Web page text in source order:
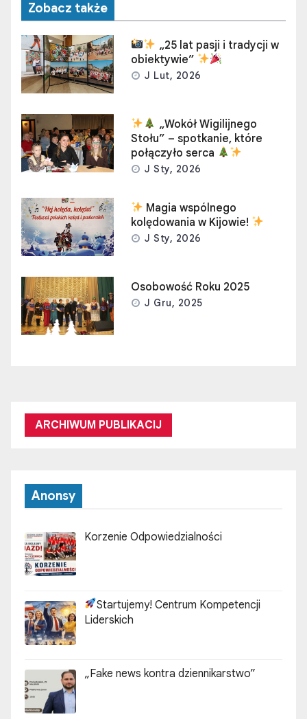
Zobacz także
„25 lat pasji i tradycji w
obiektywie”
J Lut, 2026
„Wokół Wigilijnego
Stołu” – spotkanie, które
połączyło serca
J Sty, 2026
Magia wspólnego
kolędowania w Kijowie!
J Sty, 2026
Osobowość Roku 2025
J Gru, 2025
ARCHIWUM PUBLIKACIJ
Anonsy
Korzenie Odpowiedzialności
Startujemy! Centrum Kompetencji
Liderskich
„Fake news kontra dziennikarstwo”